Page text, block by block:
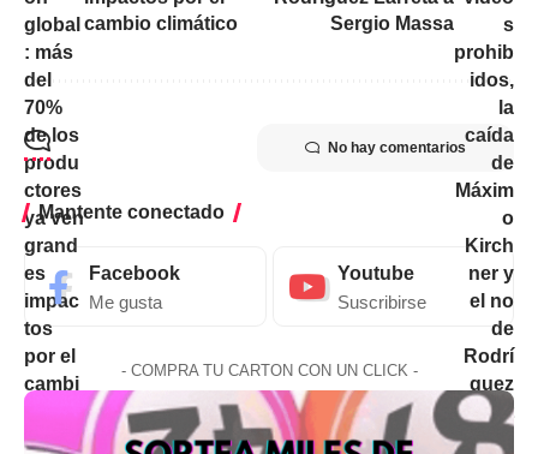
cambio climático
Sergio Massa
No hay comentarios
Mantente conectado
Facebook
Me gusta
Youtube
Suscribirse
- COMPRA TU CARTON CON UN CLICK -